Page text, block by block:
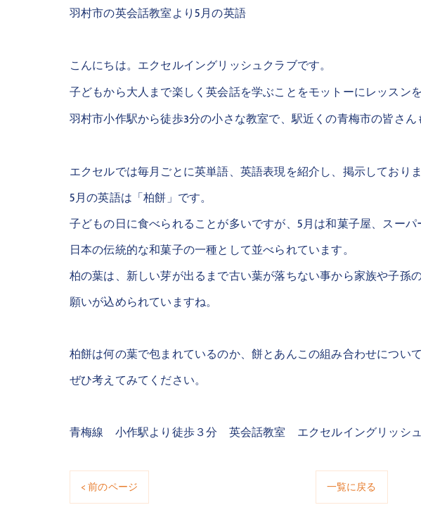
羽村市の英会話教室より5月の英語
こんにちは。エクセルイングリッシュクラブです。
子どもから大人まで楽しく英会話を学ぶことをモットーにレッスンを
羽村市小作駅から徒歩3分の小さな教室で、駅近くの青梅市の皆さ
エクセルでは毎月ごとに英単語、英語表現を紹介し、掲示しておりま
5月の英語は「柏餅」です。
子どもの日に食べられることが多いですが、5月は和菓子屋、スー
日本の伝統的な和菓子の一種として並べられています。
柏の葉は、新しい芽が出るまで古い葉が落ちない事から家族や子孫
願いが込められていますね。
柏餅は何の葉で包まれているのか、餅とあんこの組み合わせについ
ぜひ考えてみてください。
青梅線 小作駅より徒歩３分 英会話教室 エクセルイングリッシ
< 前のページ 一覧に戻る